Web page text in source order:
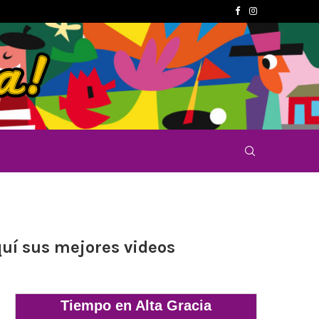
sus mejores videos
Tiempo en Alta Gracia